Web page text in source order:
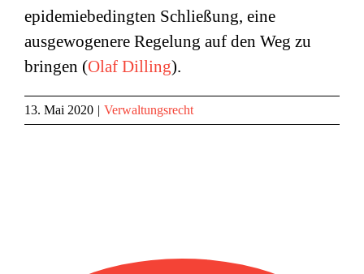
epidemiebedingten Schließung, eine
ausgewogenere Regelung auf den Weg zu
bringen (Olaf Dilling).
13. Mai 2020 | Verwaltungsrecht